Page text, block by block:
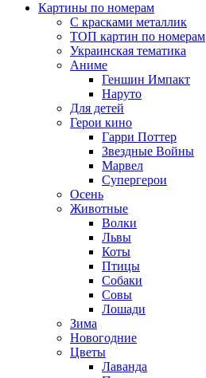
Картины по номерам
С красками металлик
ТОП картин по номерам
Украинская тематика
Аниме
Геншин Импакт
Наруто
Для детей
Герои кино
Гарри Поттер
Звездные Войны
Марвел
Супергерои
Осень
Животные
Волки
Львы
Коты
Птицы
Собаки
Совы
Лошади
Зима
Новогодние
Цветы
Лаванда